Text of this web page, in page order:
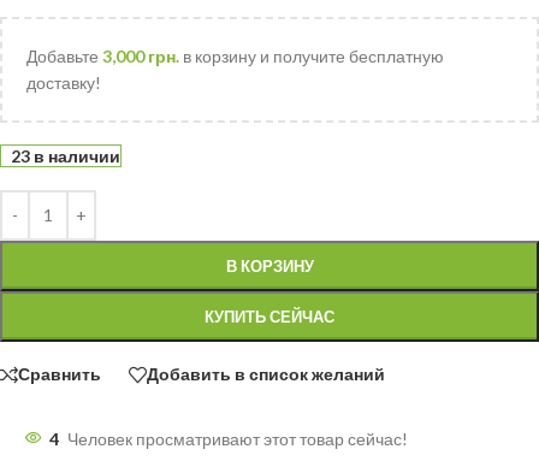
Добавьте 3,000грн. в корзину и получите бесплатную
доставку!
23 в наличии
В КОРЗИНУ
КУПИТЬ СЕЙЧАС
Сравнить Добавить в список желаний
4 Человек просматривают этот товар сейчас!